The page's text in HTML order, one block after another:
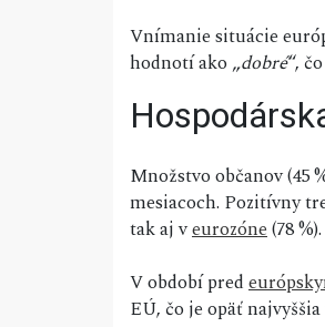
Vnímanie situácie
hodnotí ako „dobré“,
Množstvo občanov (45
mesiacoch. Pozitívny
tak aj veurozóne(78 %).
V období pred
EÚ, čo je opäť